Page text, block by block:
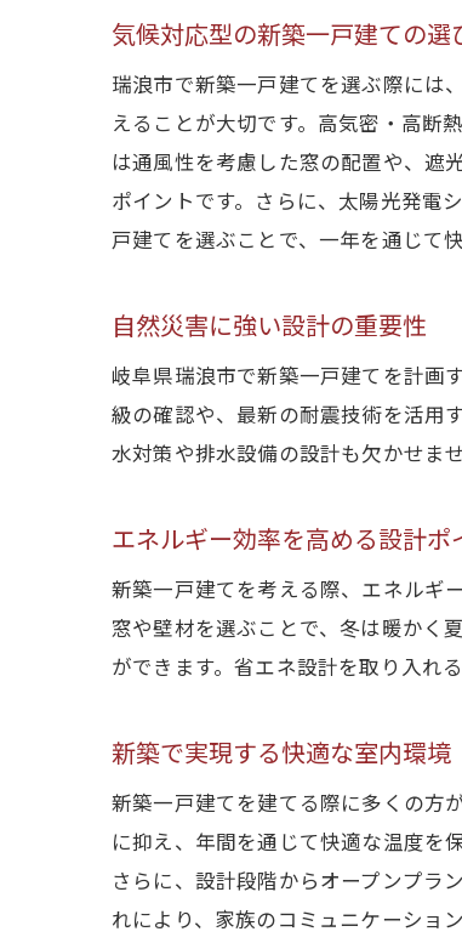
気候対応型の新築一戸建ての選
瑞浪市で新築一戸建てを選ぶ際には
えることが大切です。高気密・高断
は通風性を考慮した窓の配置や、遮
ポイントです。さらに、太陽光発電
戸建てを選ぶことで、一年を通じて
自然災害に強い設計の重要性
岐阜県瑞浪市で新築一戸建てを計画
級の確認や、最新の耐震技術を活用
水対策や排水設備の設計も欠かせま
エネルギー効率を高める設計ポ
新築一戸建てを考える際、エネルギ
窓や壁材を選ぶことで、冬は暖かく
ができます。省エネ設計を取り入れ
新築で実現する快適な室内環境
新築一戸建てを建てる際に多くの方
に抑え、年間を通じて快適な温度を
さらに、設計段階からオープンプラ
れにより、家族のコミュニケーショ